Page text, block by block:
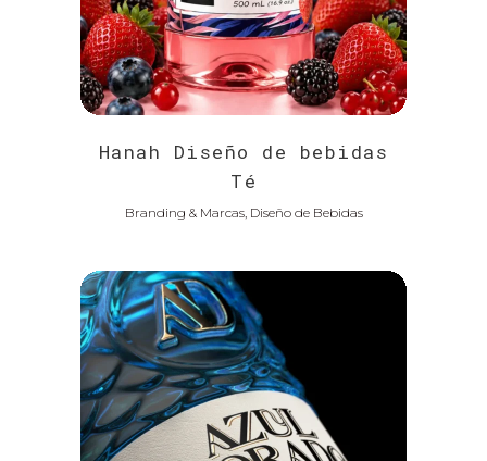
Hanah Diseño de bebidas
Té
Branding & Marcas, Diseño de Bebidas